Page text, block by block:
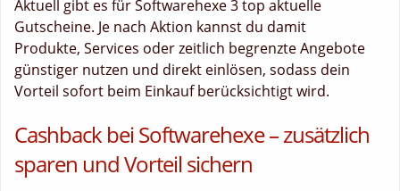
Aktuell gibt es für Softwarehexe 3 top aktuelle
Gutscheine. Je nach Aktion kannst du damit
Produkte, Services oder zeitlich begrenzte Angebote
günstiger nutzen und direkt einlösen, sodass dein
Vorteil sofort beim Einkauf berücksichtigt wird.
Cashback bei Softwarehexe – zusätzlich
sparen und Vorteil sichern